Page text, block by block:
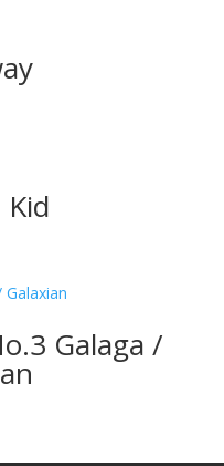
Kid
Galaga /